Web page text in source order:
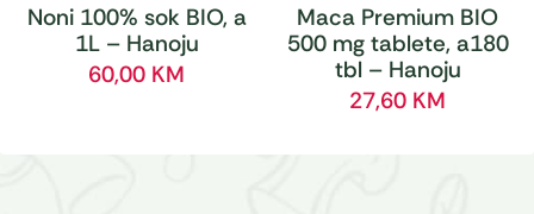
Noni 100% sok BIO, a
1L – Hanoju
60,00 KM
Maca Premium BIO
500 mg tablete, a180
tbl – Hanoju
27,60 KM